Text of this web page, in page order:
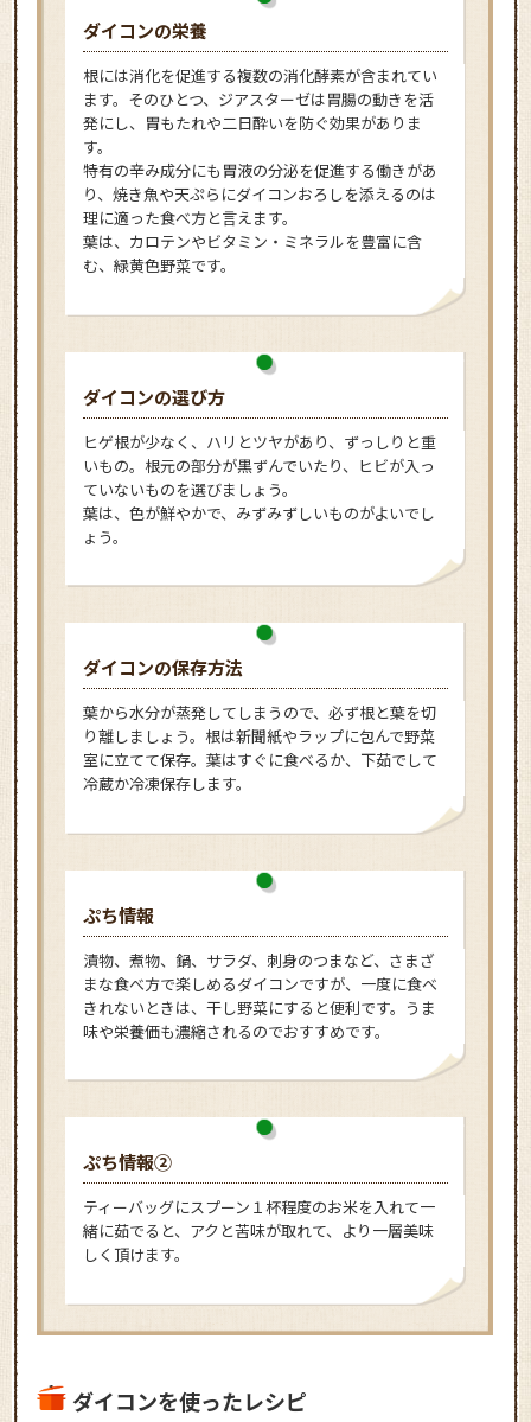
ダイコンの栄養
根には消化を促進する複数の消化酵素が含まれてい
ます。そのひとつ、ジアスターゼは胃腸の動きを活
発にし、胃もたれや二日酔いを防ぐ効果がありま
す。
特有の辛み成分にも胃液の分泌を促進する働きがあ
り、焼き魚や天ぷらにダイコンおろしを添えるのは
理に適った食べ方と言えます。
葉は、カロテンやビタミン・ミネラルを豊富に含
む、緑黄色野菜です。
ダイコンの選び方
ヒゲ根が少なく、ハリとツヤがあり、ずっしりと重
いもの。根元の部分が黒ずんでいたり、ヒビが入っ
ていないものを選びましょう。
葉は、色が鮮やかで、みずみずしいものがよいでし
ょう。
ダイコンの保存方法
葉から水分が蒸発してしまうので、必ず根と葉を切
り離しましょう。根は新聞紙やラップに包んで野菜
室に立てて保存。葉はすぐに食べるか、下茹でして
冷蔵か冷凍保存します。
ぷち情報
漬物、煮物、鍋、サラダ、刺身のつまなど、さまざ
まな食べ方で楽しめるダイコンですが、一度に食べ
きれないときは、干し野菜にすると便利です。うま
味や栄養価も濃縮されるのでおすすめです。
ぷち情報②
ティーバッグにスプーン１杯程度のお米を入れて一
緒に茹でると、アクと苦味が取れて、より一層美味
しく頂けます。
ダイコンを使ったレシピ